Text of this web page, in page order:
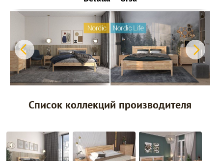
Список коллекций производителя